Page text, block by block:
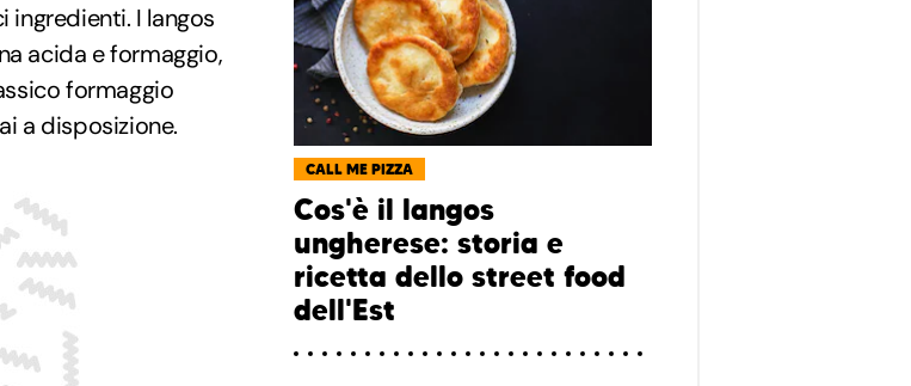
ingredienti. I langos
acida e formaggio,
formaggio
a disposizione.
CALL ME PIZZA
Cos'è il langos
ungherese: storia e
ricetta dello street food
dell'Est